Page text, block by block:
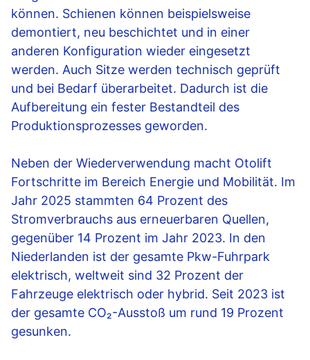
können. Schienen können beispielsweise
demontiert, neu beschichtet und in einer
anderen Konfiguration wieder eingesetzt
werden. Auch Sitze werden technisch geprüft
und bei Bedarf überarbeitet. Dadurch ist die
Aufbereitung ein fester Bestandteil des
Produktionsprozesses geworden.
Neben der Wiederverwendung macht Otolift
Fortschritte im Bereich Energie und Mobilität. Im
Jahr 2025 stammten 64 Prozent des
Stromverbrauchs aus erneuerbaren Quellen,
gegenüber 14 Prozent im Jahr 2023. In den
Niederlanden ist der gesamte Pkw-Fuhrpark
elektrisch, weltweit sind 32 Prozent der
Fahrzeuge elektrisch oder hybrid. Seit 2023 ist
der gesamte CO₂-Ausstoß um rund 19 Prozent
gesunken.